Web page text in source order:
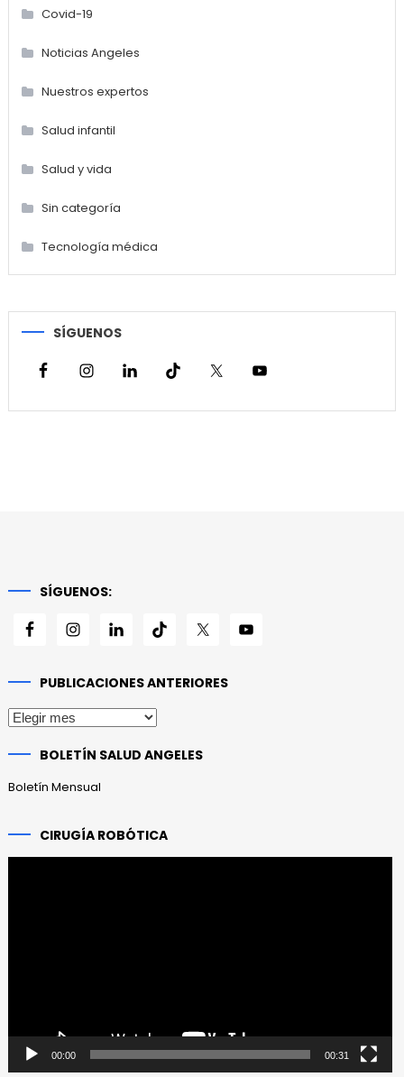
Covid-19
Noticias Angeles
Nuestros expertos
Salud infantil
Salud y vida
Sin categoría
Tecnología médica
SÍGUENOS
SÍGUENOS:
PUBLICACIONES ANTERIORES
Publicaciones
BOLETÍN SALUD ANGELES
Boletín Mensual
CIRUGÍA ROBÓTICA
00:00 00:31